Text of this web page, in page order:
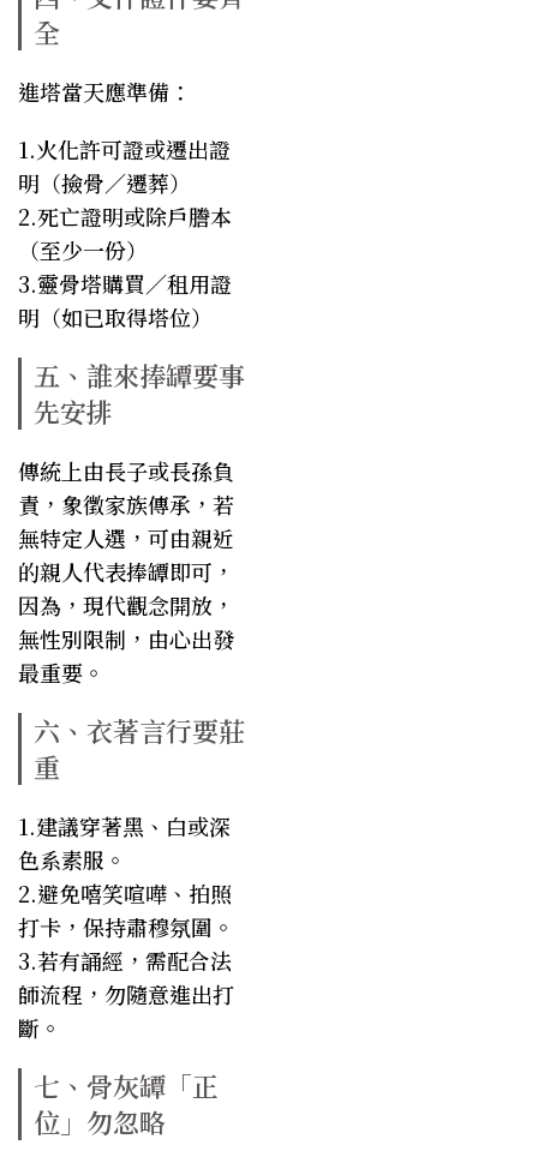
全
進塔當天應準備：
1.火化許可證或遷出證
明（撿骨／遷葬）
2.死亡證明或除戶謄本
（至少一份）
3.靈骨塔購買／租用證
明（如已取得塔位）
五、誰來捧罈要事
先安排
傳統上由長子或長孫負
責，象徵家族傳承，若
無特定人選，可由親近
的親人代表捧罈即可，
因為，現代觀念開放，
無性別限制，由心出發
最重要。
六、衣著言行要莊
重
1.建議穿著黑、白或深
色系素服。
2.避免嘻笑喧嘩、拍照
打卡，保持肅穆氛圍。
3.若有誦經，需配合法
師流程，勿隨意進出打
斷。
七、骨灰罈「正
位」勿忽略